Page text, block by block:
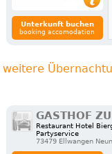
Unterkunft buchen
booking accomodation
weitere
GASTHOF
Restaurant Hotel
Partyservice
73479 Ellwangen